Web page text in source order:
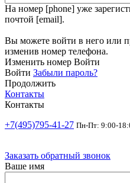
На номер [phone] уже
почтой [email].
Вы можете войти в него или
изменив номер телефона.
Изменить номер Войти
Войти Забыли пароль?
Продолжить
Контакты
Контакты
+7(495)795-41-27 Пн-Пт: 9:00-
Заказать обратный звонок
Ваше имя